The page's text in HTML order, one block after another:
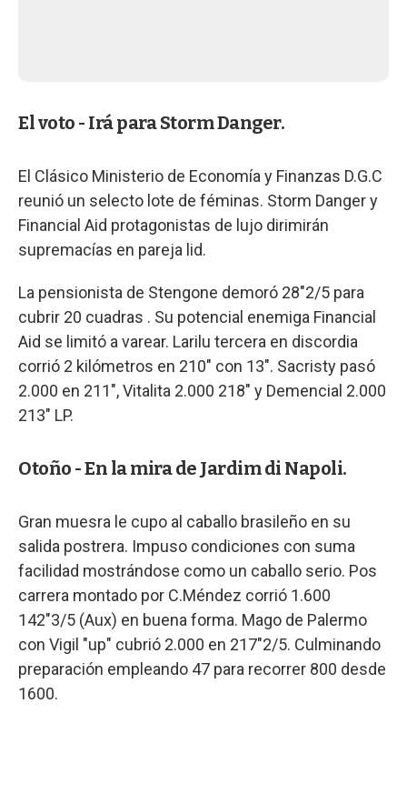
El voto - Irá para Storm Danger.
El Clásico Ministerio de Economía y Finanzas D.G.C
reunió un selecto lote de féminas. Storm Danger y
Financial Aid protagonistas de lujo dirimirán
supremacías en pareja lid.
La pensionista de Stengone demoró 28"2/5 para
cubrir 20 cuadras . Su potencial enemiga Financial
Aid se limitó a varear. Larilu tercera en discordia
corrió 2 kilómetros en 210" con 13". Sacristy pasó
2.000 en 211", Vitalita 2.000 218" y Demencial 2.000
213" LP.
Otoño - En la mira de Jardim di Napoli.
Gran muesra le cupo al caballo brasileño en su
salida postrera. Impuso condiciones con suma
facilidad mostrándose como un caballo serio. Pos
carrera montado por C.Méndez corrió 1.600
142"3/5 (Aux) en buena forma. Mago de Palermo
con Vigil "up" cubrió 2.000 en 217"2/5. Culminando
preparación empleando 47 para recorrer 800 desde
1600.